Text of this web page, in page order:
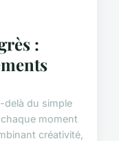
:
delà du simple
moment
créativité,